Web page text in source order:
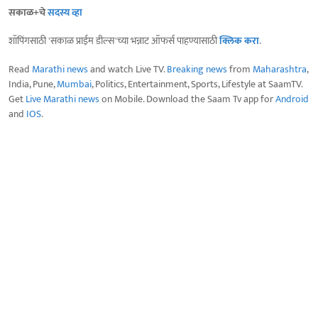
सकाळ+चेसदस्य व्हा
शॉपिंगसाठी 'सकाळ प्राईम डील्स'च्या भन्नाट ऑफर्स पाहण्यासाठीक्लिक करा.
Read Marathi newsand watch Live TV.Breaking newsfrom Maharashtra,
India, Pune,Mumbai, Politics, Entertainment, Sports, Lifestyle at SaamTV.
GetLive Marathi newson Mobile. Download the Saam Tv app forAndroid
and IOS.